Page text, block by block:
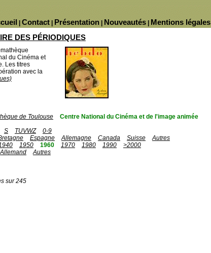
Mentions légales
Nouveautés
Présentation
Contact
DES PÉRIODIQUES
du Cinéma et
Les titres
avec la
de Toulouse
Centre National du Cinéma et de l'image animée
S TUVWZ
0-9
Espagne Allemagne Canada Suisse
Autres
1950 1960 1970 1980 1990
>2000
Allemand
Autres
sur 245